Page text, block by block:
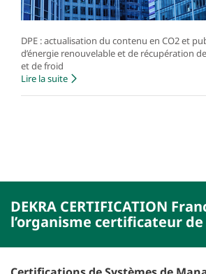
DPE : actualisation du contenu en CO2 et
d’énergie renouvelable et de récupération
et de froid
Lire la suite
DEKRA CERTIFICATION
l’organisme certificateur